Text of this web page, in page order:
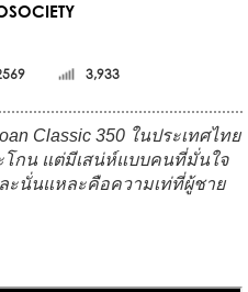
3,933
Classic 350 ในประเทศไทย
โกน แต่มีเสน่ห์แบบคนที่มั่นใจ
ะนั่นแหละคือความเท่ที่ผู้ชาย